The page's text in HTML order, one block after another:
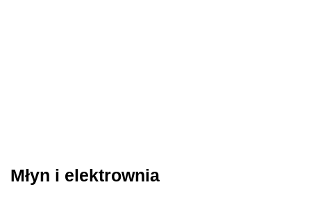
Młyn i elektrownia